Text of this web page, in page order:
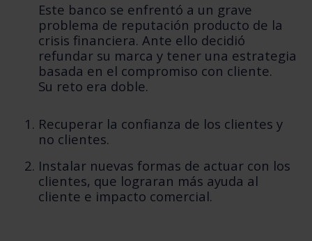
Este banco se enfrentó a un grave
problema de reputación producto de la
crisis financiera. Ante ello decidió
refundar su marca y tener una estrategia
basada en el compromiso con cliente.
Su reto era doble.
Recuperar la confianza de los clientes y
no clientes.
Instalar nuevas formas de actuar con los
clientes, que lograran más ayuda al
cliente e impacto comercial.